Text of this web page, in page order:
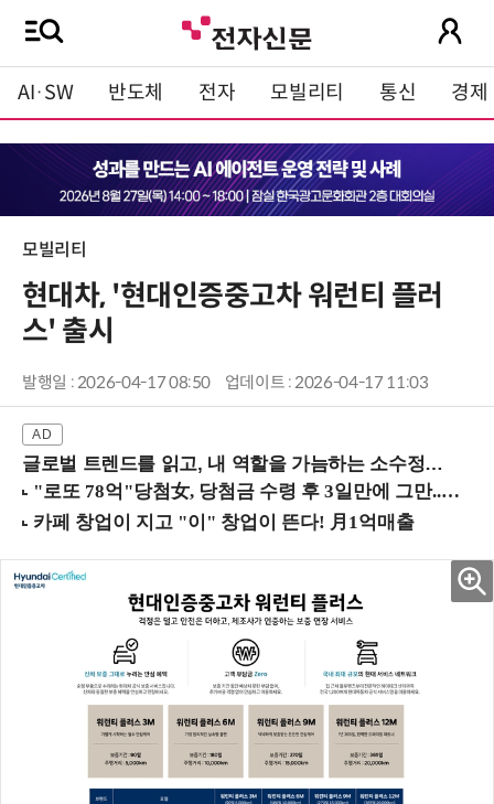
AI·SW 반도체 전자 모빌리티 통신 경제
모빌리티
현대차, '현대인증중고차 워런티 플러
스' 출시
발행일 : 2026-04-17 08:50 업데이트 : 2026-04-17 11:03
글로벌 트렌드를 읽고, 내 역할을 가늠하는 소수정예 실습 워크숍 (8/28 신논현역)